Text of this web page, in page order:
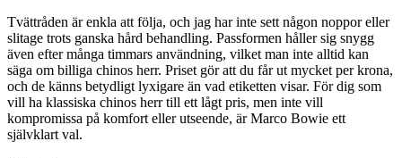
Tvättråden är enkla att följa, och jag har inte sett någon noppor eller
slitage trots ganska hård behandling. Passformen håller sig snygg
även efter många timmars användning, vilket man inte alltid kan
säga om billiga chinos herr. Priset gör att du får ut mycket per krona,
och de känns betydligt lyxigare än vad etiketten visar. För dig som
vill ha klassiska chinos herr till ett lågt pris, men inte vill
kompromissa på komfort eller utseende, är Marco Bowie ett
självklart val.